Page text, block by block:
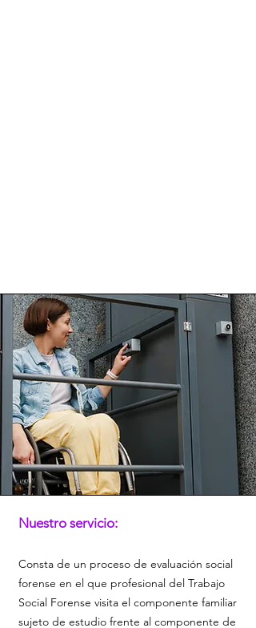
Nuestro servicio:
Consta de un proceso de evaluación social
forense en el que profesional del Trabajo
Social Forense visita el componente familiar
sujeto de estudio frente al componente de